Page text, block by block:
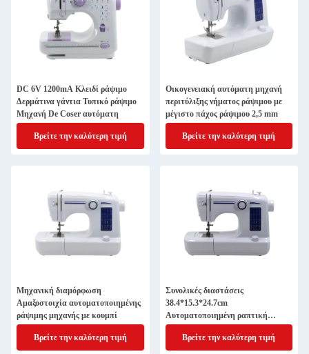
DC 6V 1200mA Κλειδί ράψιμο
Δερμάτινα γάντια Τυπικό ράψιμο
Μηχανή De Coser αυτόματη
Βρείτε την καλύτερη τιμή
Οικογενειακή αυτόματη μηχανή
περιτύλιξης νήματος ράψιμου με
μέγιστο πάχος ράψιμου 2,5 mm
Βρείτε την καλύτερη τιμή
Μηχανική διαμόρφωση
Αμαξοστοιχία αυτοματοποιημένης
ράψιμης μηχανής με κουμπί
Βρείτε την καλύτερη τιμή
Συνολικές διαστάσεις
38.4*15.3*24.7cm
Αυτοματοποιημένη ραπτική
μηχανή για μπλουζάκι όπως
ζητείταιΒρείτε την καλύτερη τιμή